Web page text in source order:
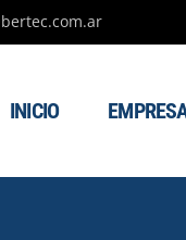
INICIO